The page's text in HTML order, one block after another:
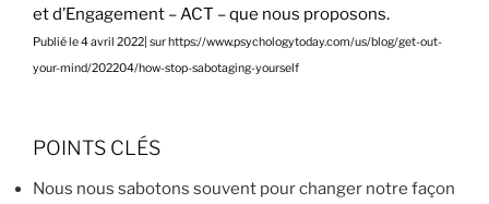
et d’Engagement – ACT – que nous proposons.
Publié le 4 avril 2022 | sur https://www.psychologytoday.com/us/blog/get-out-
your-mind/202204/how-stop-sabotaging-yourself
POINTS CLÉS
Nous nous sabotons souvent pour changer notre façon